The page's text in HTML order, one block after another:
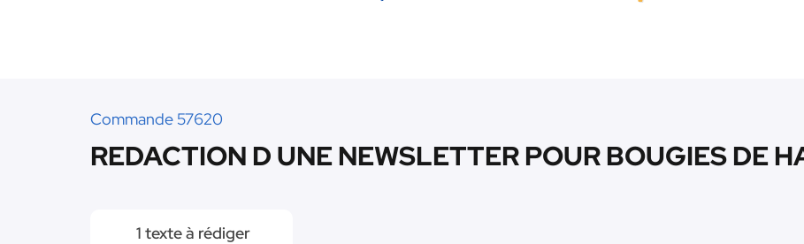
Commande 57620
REDACTION D UNE NEWSLETTER POUR BOUGIES DE
1 texte à rédiger